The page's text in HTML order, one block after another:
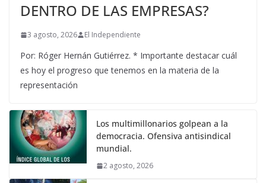
DENTRO DE LAS EMPRESAS?
3 agosto, 2026 El Independiente
Por: Róger Hernán Gutiérrez. * Importante destacar cuál
es hoy el progreso que tenemos en la materia de la
representación
Los multimillonarios golpean a la
democracia. Ofensiva antisindical
mundial.
2 agosto, 2026